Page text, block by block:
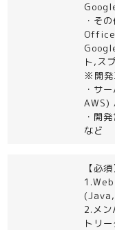
・そ
ト,ス
※開発
・サ
AWS)
・開
など
【必須
2.メン
トリ